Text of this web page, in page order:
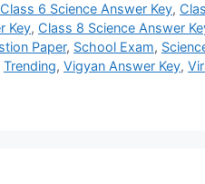
Class 6 Science Answer Key,
Key, Class 8 Science Answer
Paper, School Exam,
Trending, Vigyan Answer Key,